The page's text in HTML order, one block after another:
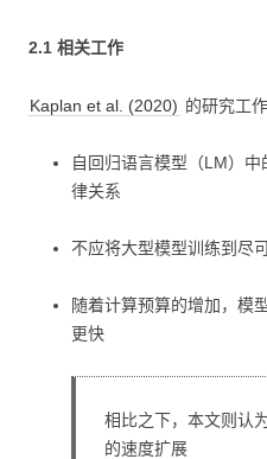
2.1 相关工作
Kaplan et al. (2020) 的研究工作
自回归语言模型（LM）
律关系
不应将大型模型训练到尽
随着计算预算的增加，模
更快
相比之下，本文则认
的速度扩展